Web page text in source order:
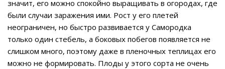
значит, его можно спокойно выращивать в огородах, где
были случаи заражения ими. Рост у его плетей
неограничен, но быстро развивается у Самородка
только один стебель, а боковых побегов появляется не
слишком много, поэтому даже в пленочных теплицах его
можно не формировать. Плоды у этого сорта не очень